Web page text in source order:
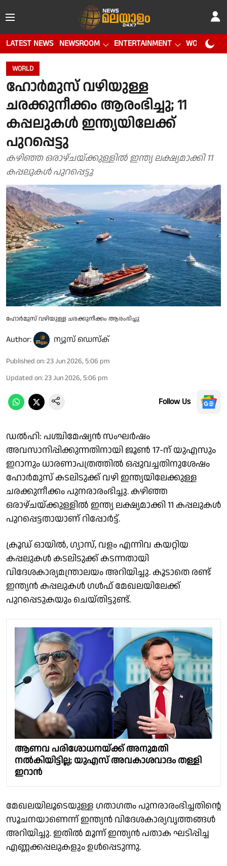
LATEST NEWS NEWSROOM ENTERTAINMENT WORLD CUP
WORLD
ഹോർമുസ് വഴിയുള്ള
ചരക്കുനീക്കം ആരംഭിച്ചു; 11
കപ്പലുകൾ ഇന്ത്യയിലേക്ക്
പുറപ്പെട്ടു
കഴിഞ്ഞ ഒരാഴ്ചയ്ക്കുള്ളിൽ ഇന്ത്യ ലക്ഷ്യമാക്കി 11
കപ്പലുകൾ പുറപ്പെട്ടു
ഹോർമുസ് വഴിയുള്ള ചരക്കുനീക്കം ആരംഭിച്ചു
Author: ന്യൂസ് ഡെസ്ക്
Published on: 23 Jun 2026, 5:06 pm
Updated on: 23 Jun 2026, 5:06 pm
Follow Us
ഡൽഹി: പശ്ചിമേഷ്യൻ സംഘർഷം
അവസാനിപ്പിക്കുന്നതിനായി ജൂൺ 17-ന് യുഎസും
ഇറാനും ധാരണാപത്രത്തിൽ ഒപ്പുവച്ചതിനുശേഷം
ഹോർമുസ് കടലിടുക്ക് വഴി ഇന്ത്യയിലേക്കുള്ള
ചരക്കുനീക്കം പുനരാരംഭിച്ചു. കഴിഞ്ഞ
ഒരാഴ്ചയ്ക്കുള്ളിൽ ഇന്ത്യ ലക്ഷ്യമാക്കി 11 കപ്പലുകൾ
പുറപ്പെട്ടതായാണ് റിപ്പോർട്ട്.
ക്രൂഡ് ഓയിൽ, ഗ്യാസ്, വളം എന്നിവ കയറ്റിയ
കപ്പലുകൾ കടലിടുക്ക് കടന്നതായി
വിദേശകാര്യമന്ത്രാലയം അറിയിച്ചു. കൂടാതെ രണ്ട്
ഇന്ത്യൻ കപ്പലുകൾ ഗൾഫ് മേഖലയിലേക്ക്
പുറപ്പെടുകയും ചെയ്തിട്ടുണ്ട്.
ആണവ പരിശോധനയ്ക്ക് അനുമതി
നൽകിയിട്ടില്ല; യുഎസ് അവകാശവാദം തള്ളി
ഇറാൻ
മേഖലയിലൂടെയുള്ള ഗതാഗതം പുനരാരംഭിച്ചതിൻ്റെ
സൂചനയാണെന്ന് ഇന്ത്യൻ വിദേശകാര്യവൃത്തങ്ങൾ
അറിയിച്ചു. ഇതിൽ മൂന്ന് ഇന്ത്യൻ പതാക ഘടിപ്പിച്ച
എണ്ണക്കപ്പലുകളും ഉൾപ്പെടുന്നു.